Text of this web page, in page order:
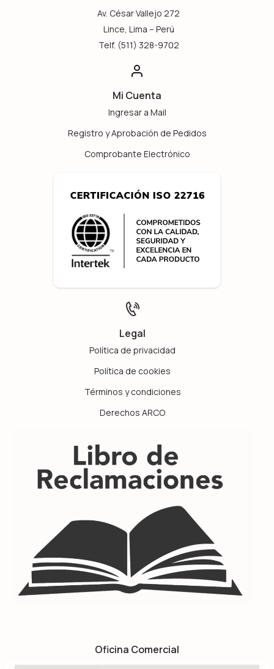
Av. César Vallejo 272
Lince, Lima – Perú
Telf. (511) 328-9702
Mi Cuenta
Ingresar a Mail
Registro y Aprobación de Pedidos
Comprobante Electrónico
Legal
Política de privacidad
Política de cookies
Términos y condiciones
Derechos ARCO
Oficina Comercial